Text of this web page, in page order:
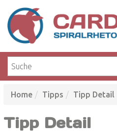
Home Tipps Tipp Detail
Tipp Detail